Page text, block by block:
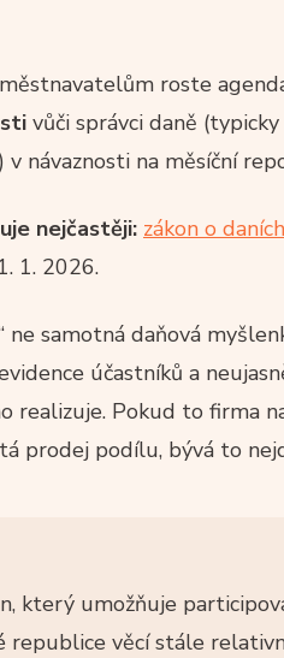
roste
vůči správci daně
návaznosti na měsíční
nejčastěji: zákon o
1. 2026.
ne samotná daňová
účastníků a
realizuje. Pokud to firma
prodej podílu, bývá to
který umožňuje
republice věcí stále